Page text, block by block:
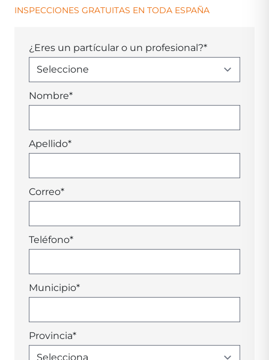
INSPECCIONES GRATUITAS EN TODA ESPAÑA
¿Eres un partícular o un profesional?*
Nombre*
Apellido*
Correo*
Teléfono*
Municipio*
Provincia*